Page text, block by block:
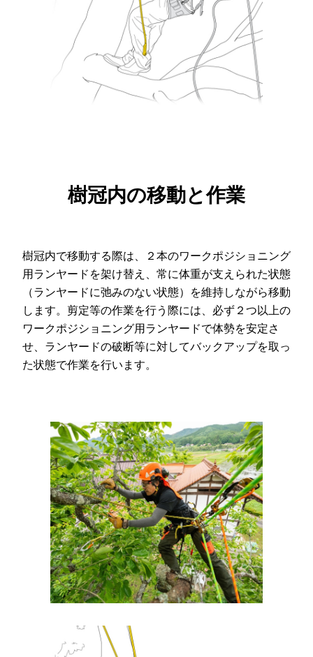
樹冠内の移動と作業
樹冠内で移動する際は、２本のワークポジショニング
用ランヤードを架け替え、常に体重が支えられた状態
（ランヤードに弛みのない状態）を維持しながら移動
します。剪定等の作業を行う際には、必ず２つ以上の
ワークポジショニング用ランヤードで体勢を安定さ
せ、ランヤードの破断等に対してバックアップを取っ
た状態で作業を行います。